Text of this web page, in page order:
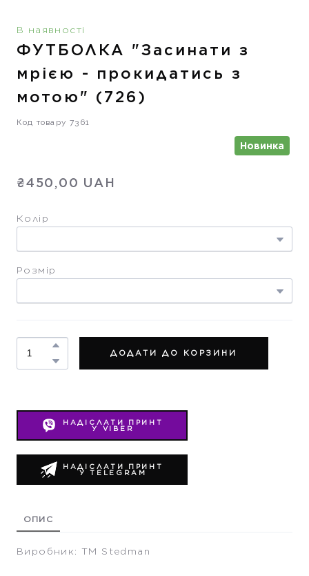
В наявності
ФУТБОЛКА "Засинати з
мрією - прокидатись з
мотою" (726)
Код товару 7361
Новинка
₴450,00 UAH
Колір
Розмір
ДОДАТИ ДО КОРЗИНИ
НАДІСЛАТИ ПРИНТ
У VIBER
НАДІСЛАТИ ПРИНТ
У TELEGRAM
ОПИС
Виробник: ТМ Stedman